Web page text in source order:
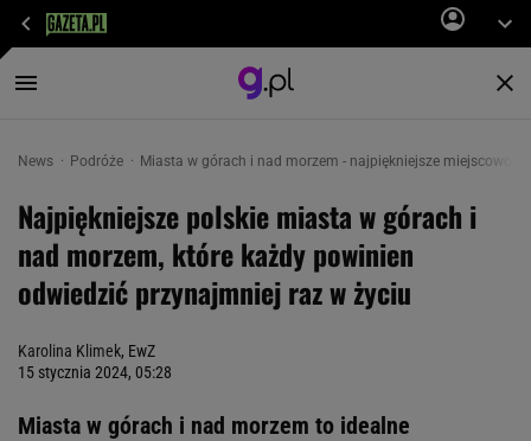
News Podróże Miasta w górach i nad morzem - najpiękniejsze
Najpiękniejsze polskie miasta w górach i
nad morzem, które każdy powinien
odwiedzić przynajmniej raz w życiu
Karolina Klimek, EwZ
15 stycznia 2024, 05:28
Miasta w górach i nad morzem to idealne